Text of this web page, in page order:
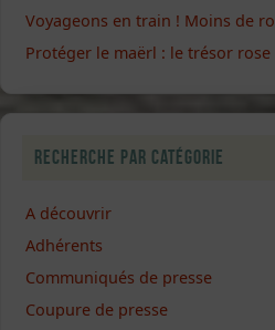
Voyageons en train ! Moins de
Protéger le maërl : le trésor rose
Recherche par catégorie
A découvrir
Adhérents
Communiqués de presse
Coupure de presse